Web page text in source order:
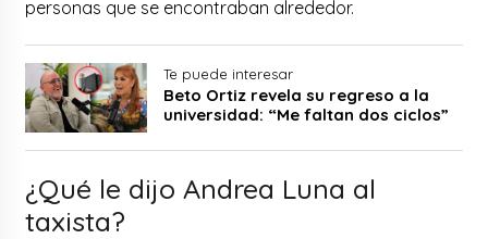
personas que se encontraban alrededor.
Te puede interesar
Beto Ortiz revela su regreso a la
universidad: “Me faltan dos ciclos”
¿Qué le dijo Andrea Luna al
taxista?